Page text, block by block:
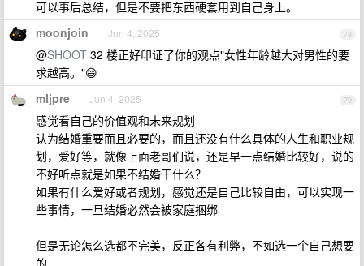
可以事后总结，但是不要把东西硬套用到自己身上。
78
moonjoin Jun 4, 2025
@SHOOT 32 楼正好印证了你的观点"女性年龄越大对男性的要
求越高。"😄
79
mljpre Jun 4, 2025
感觉看自己的价值观和未来规划
认为结婚重要而且必要的，而且还没有什么具体的人生和职业规
划，爱好等，就像上面老哥们说，还是早一点结婚比较好，说的
不好听点就是如果不结婚干什么？
如果有什么爱好或者规划，感觉还是自己比较自由，可以实现一
些事情，一旦结婚必然会被家庭捆绑
但是无论怎么选都不完美，反正各有利弊，不如选一个自己想要
的